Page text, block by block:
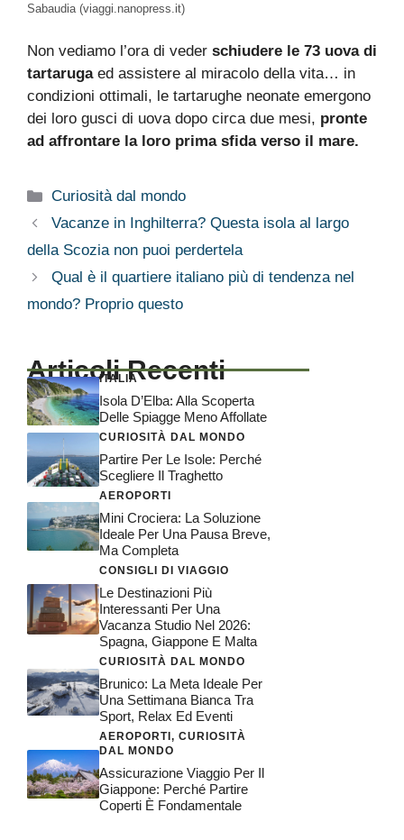
Sabaudia (viaggi.nanopress.it)
Non vediamo l’ora di veder schiudere le 73 uova di
tartarugaed assistere al miracolo della vita… in
condizioni ottimali, le tartarughe neonate emergono
dei loro gusci di uova dopo circa due mesi, pronte
ad affrontare la loro prima sfida verso il mare.
Categorie
Curiosità dal mondo
Vacanze in Inghilterra? Questa isola al largo
della Scozia non puoi perdertela
Qual è il quartiere italiano più di tendenza nel
mondo? Proprio questo
Articoli Recenti
ITALIA
Isola D’Elba: Alla Scoperta
Delle Spiagge Meno Affollate
CURIOSITÀ DAL MONDO
Partire Per Le Isole: Perché
Scegliere Il Traghetto
AEROPORTI
Mini Crociera: La Soluzione
Ideale Per Una Pausa Breve,
Ma Completa
CONSIGLI DI VIAGGIO
Le Destinazioni Più
Interessanti Per Una
Vacanza Studio Nel 2026:
Spagna, Giappone E Malta
CURIOSITÀ DAL MONDO
Brunico: La Meta Ideale Per
Una Settimana Bianca Tra
Sport, Relax Ed Eventi
AEROPORTI , CURIOSITÀ
DAL MONDO
Assicurazione Viaggio Per Il
Giappone: Perché Partire
Coperti È Fondamentale